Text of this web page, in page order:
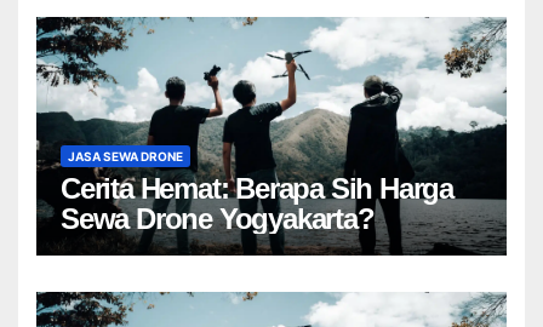
JASA SEWA DRONE
Cerita Hemat: Berapa Sih Harga
Sewa Drone Yogyakarta?